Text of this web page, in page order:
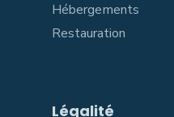
Hébergements
Restauration
Légalité